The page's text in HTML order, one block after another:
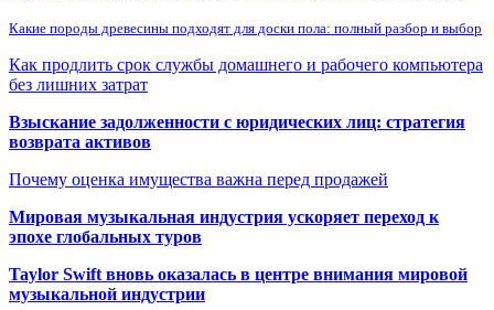
Какие породы древесины подходят для доски пола: полный разбор и выбор
Как продлить срок службы домашнего и рабочего компьютера
без лишних затрат
Взыскание задолженности с юридических лиц: стратегия
возврата активов
Почему оценка имущества важна перед продажей
Мировая музыкальная индустрия ускоряет переход к
эпохе глобальных туров
Taylor Swift вновь оказалась в центре внимания мировой
музыкальной индустрии